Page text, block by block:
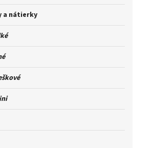
a nátierky